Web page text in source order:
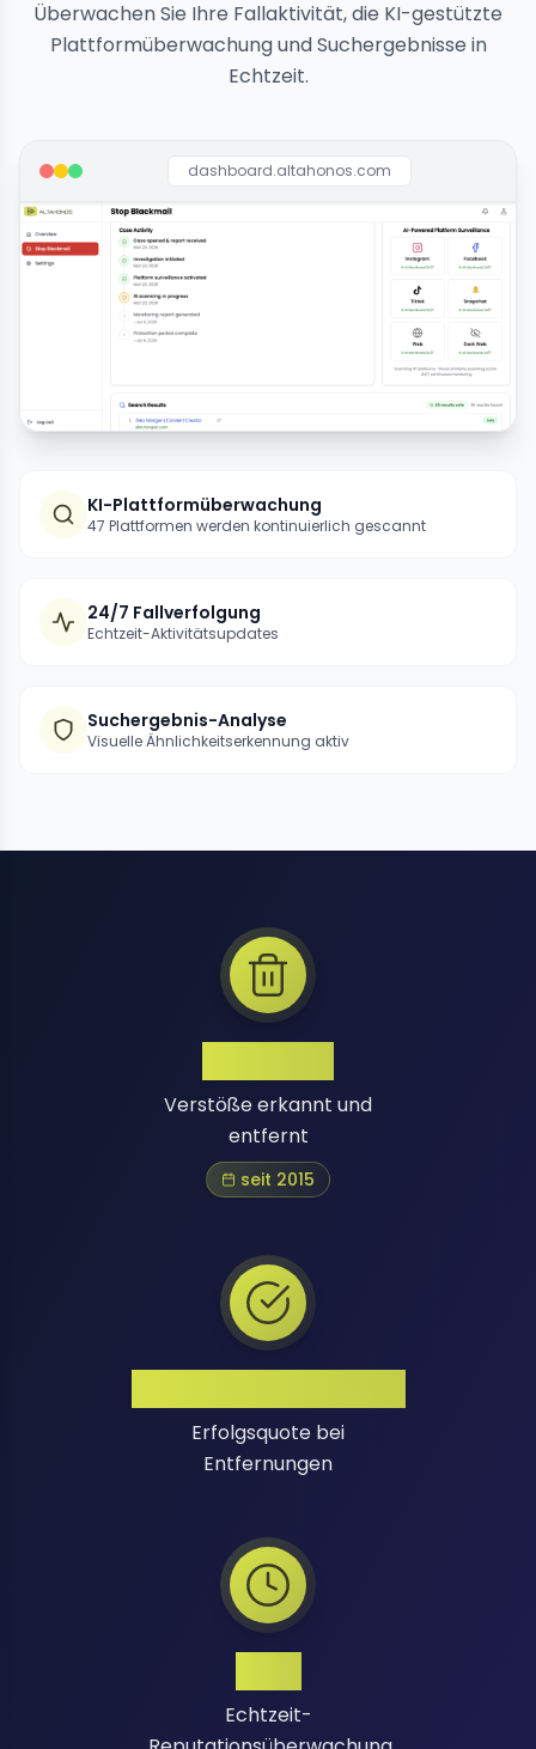
Überwachen Sie Ihre Fallaktivität, die KI-gestützte
Plattformüberwachung und Suchergebnisse in
Echtzeit.
dashboard.altahonos.com
KI-Plattformüberwachung
47 Plattformen werden kontinuierlich gescannt
24/7 Fallverfolgung
Echtzeit-Aktivitätsupdates
Suchergebnis-Analyse
Visuelle Ähnlichkeitserkennung aktiv
Verstöße erkannt und
entfernt
seit 2015
Erfolgsquote bei
Entfernungen
Echtzeit-